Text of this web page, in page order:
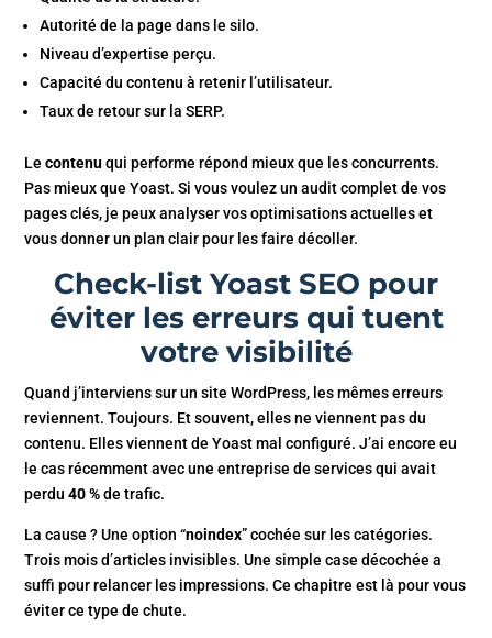
Autorité de la page dans le silo.
Niveau d’expertise perçu.
Capacité du contenu à retenir l’utilisateur.
Taux de retour sur la SERP.
Lecontenuqui performe répond mieux que les concurrents.
Pas mieux que Yoast. Si vous voulez un audit complet de vos
pages clés, je peux analyser vos optimisations actuelles et
vous donner un plan clair pour les faire décoller.
Check-list Yoast SEO pour
éviter les erreurs qui tuent
votre visibilité
Quand j’interviens sur un site WordPress, les mêmes erreurs
reviennent. Toujours. Et souvent, elles ne viennent pas du
contenu. Elles viennent de Yoast mal configuré. J’ai encore eu
le cas récemment avec une entreprise de services qui avait
perdu40 %de trafic.
La cause ? Une option “noindex” cochée sur les catégories.
Trois mois d’articles invisibles. Une simple case décochée a
suffi pour relancer les impressions. Ce chapitre est là pour vous
éviter ce type de chute.